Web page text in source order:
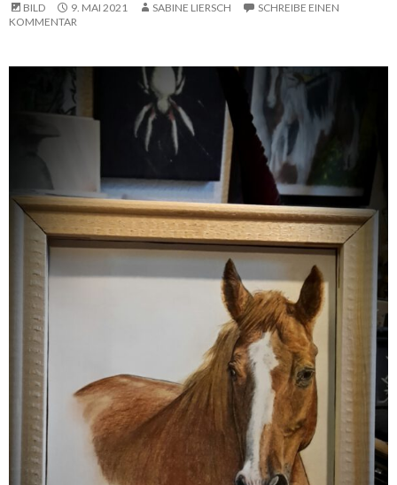
BILD 9. MAI 2021 SABINE LIERSCH
SCHREIBE EINEN
KOMMENTAR